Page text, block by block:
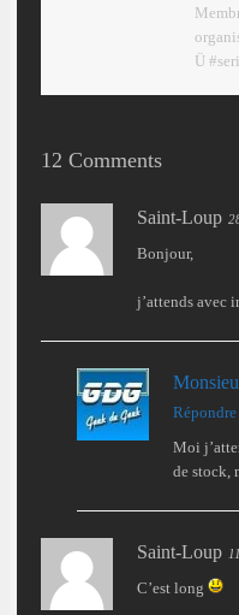
Ü
12 Comments
Saint-Loup
Bonjour,
j’attends avec
Répondre
Moi
de stock,
Saint-Loup
C’est long